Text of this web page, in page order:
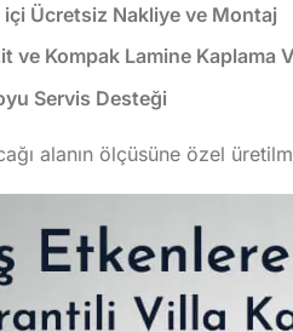
Ücretsiz Nakliye ve Montaj
ve Kompak Lamine Kaplama
Servis Desteği
alanın ölçüsüne özel